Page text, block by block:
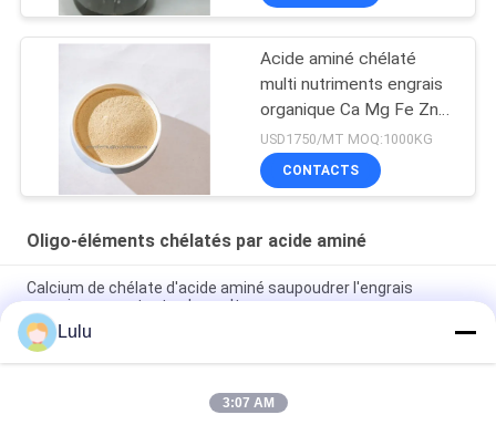
Acide aminé chélaté
multi nutriments engrais
organique Ca Mg Fe Zn
Mn Cu B Mo
USD1750/MT MOQ:1000KG
CONTACTS
Oligo-éléments chélatés par acide aminé
Calcium de chélate d'acide aminé saupoudrer l'engrais
organique pour toutes les cultures
L'engrais agricole de manganèse de chélate d'acide aminé
favorisent la germination de graine
L'acide aminé chélatent les éléments micro 15% pour le
Lulu
3:07 AM